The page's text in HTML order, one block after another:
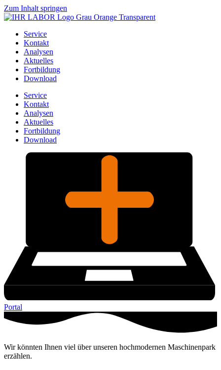
Zum Inhalt springen
Service
Kontakt
Analysen
Aktuelles
Fortbildung
Download
Service
Kontakt
Analysen
Aktuelles
Fortbildung
Download
Portal
Wir könnten Ihnen viel über unseren hochmodernen Maschinenpark
erzählen.